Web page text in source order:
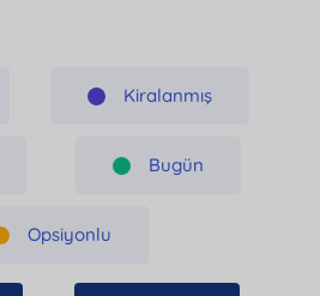
Kiralanmış
Bugün
Opsiyonlu